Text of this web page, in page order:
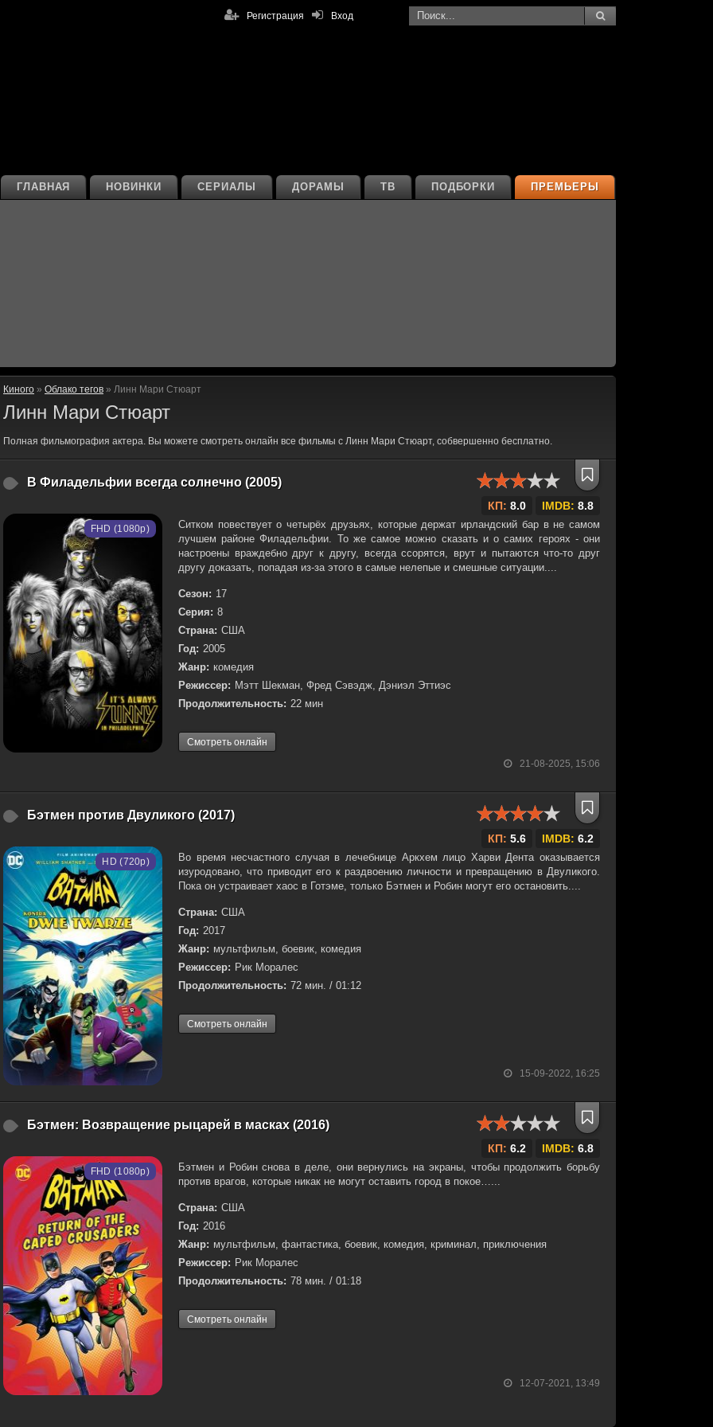
Вход
Регистрация
ПРЕМЬЕРЫ
ПОДБОРКИ
ТВ
ДОРАМЫ
СЕРИАЛЫ
НОВИНКИ
ГЛАВНАЯ
Киного » Облако тегов » Линн Мари Стюарт
Линн Мари Стюарт
Полная фильмография актера. Вы можете смотреть онлайн все фильмы с Линн Мари Стюарт, собвершенно бесплатно.
В Филадельфии всегда солнечно (2005)
КП: 8.0 IMDB: 8.8
21-08-2025, 15:06
FHD (1080p)
Ситком повествует о четырёх друзьях, которые держат ирландский бар в не самом
лучшем районе Филадельфии. То же самое можно сказать и о самих героях - они
настроены враждебно друг к другу, всегда ссорятся, врут и пытаются что-то друг
другу доказать, попадая из-за этого в самые нелепые и смешные ситуации....
Сезон: 17
Серия: 8
Страна: США
Год: 2005
Жанр: комедия
Режиссер: Мэтт Шекман, Фред Сэвэдж, Дэниэл Эттиэс
Продолжительность: 22 мин
Смотреть онлайн
Бэтмен против Двуликого (2017)
КП: 5.6 IMDB: 6.2
15-09-2022, 16:25
HD (720p)
Во время несчастного случая в лечебнице Аркхем лицо Харви Дента оказывается
изуродовано, что приводит его к раздвоению личности и превращению в Двуликого.
Пока он устраивает хаос в Готэме, только Бэтмен и Робин могут его остановить....
Страна: США
Год: 2017
Жанр: мультфильм, боевик, комедия
Режиссер: Рик Моралес
Продолжительность: 72 мин. / 01:12
Смотреть онлайн
Бэтмен: Возвращение рыцарей в масках (2016)
КП: 6.2 IMDB: 6.8
12-07-2021, 13:49
FHD (1080p)
Бэтмен и Робин снова в деле, они вернулись на экраны, чтобы продолжить борьбу
против врагов, которые никак не могут оставить город в покое…...
Страна: США
Год: 2016
Жанр: мультфильм, фантастика, боевик, комедия, криминал, приключения
Режиссер: Рик Моралес
Продолжительность: 78 мин. / 01:18
Смотреть онлайн